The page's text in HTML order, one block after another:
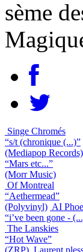
sème
Singe Chromés
“s/t (chronique (...)”
(Mediapop Records)
“Mars etc...”
(Morr Music)
Of Montreal
“Aethermead”
(Polyvinyl) AI
“i’ve been gone -
The Lanskies
“Hot Wave”
(ZRP) Laurent